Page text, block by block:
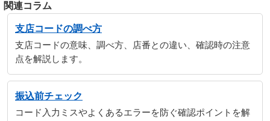
関連コラム
支店コードの調べ方
支店コードの意味、調べ方、店番との違い、確認時の注意
点を解説します。
振込前チェック
コード入力ミスやよくあるエラーを防ぐ確認ポイントを解